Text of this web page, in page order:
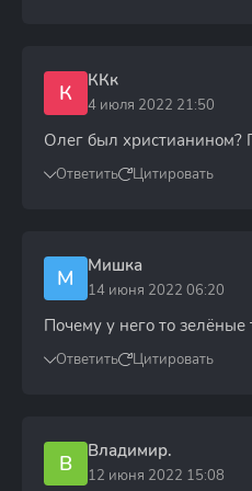
К ККк
4 июля 2022 21:50
Олег был христианином?
Ответить Цитировать
М Мишка
14 июня 2022 06:20
Почему у него то зелёные
Ответить Цитировать
В Владимир.
12 июня 2022 15:08